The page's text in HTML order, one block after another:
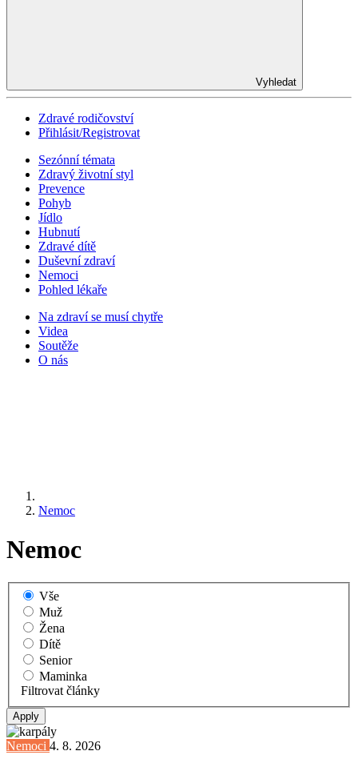
Vyhledat
Zdravé rodičovství
Přihlásit/Registrovat
Sezónní témata
Zdravý životní styl
Prevence
Pohyb
Jídlo
Hubnutí
Zdravé dítě
Duševní zdraví
Nemoci
Pohled lékaře
Na zdraví se musí chytře
Videa
Soutěže
O nás
Nemoc
Nemoc
Vše
Muž
Žena
Dítě
Senior
Maminka
Filtrovat články
Nemoci 4. 8. 2026